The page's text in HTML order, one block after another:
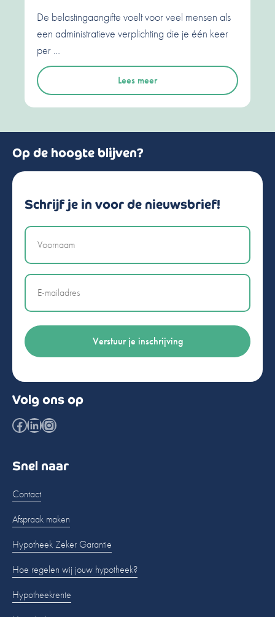
De belastingaangifte voelt voor veel mensen als
een administratieve verplichting die je één keer
per …
Lees meer
Op de hoogte blijven?
Schrijf je in voor de nieuwsbrief!
Naam
Email
Volg ons op
Facebook
LinkedIn
Instagram
Snel naar
Contact
Afspraak maken
Hypotheek Zeker Garantie
Hoe regelen wij jouw hypotheek?
Hypotheekrente